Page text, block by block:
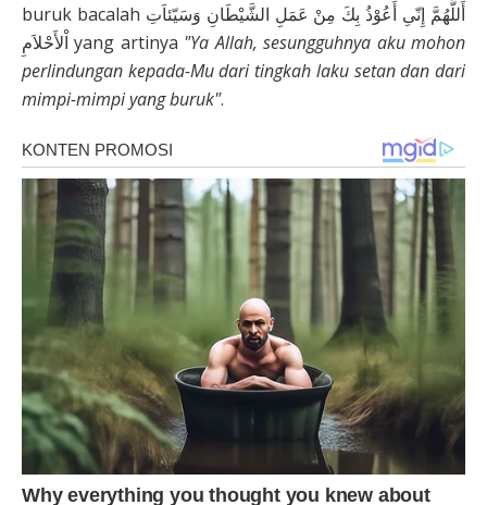
buruk bacalah أَللَّهُمَّ إِنّىِ أَعُوْذُ بِكَ مِنْ عَمَلِ الشَّيْطَانِ وَسَيّئاَتِ
اْلأَحْلاَمِ yang artinya "Ya Allah, sesungguhnya aku mohon
perlindungan kepada-Mu dari tingkah laku setan dan dari
mimpi-mimpi yang buruk".